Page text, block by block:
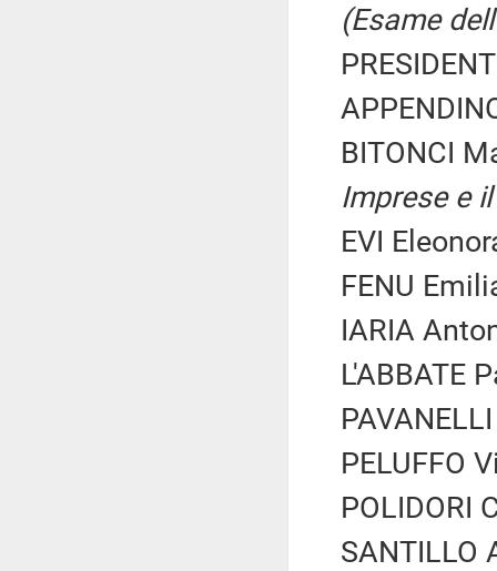
(Esame
BITONCI
Imprese e
EVI
FENU
IARIA
L'ABBATE
PELUFFO
POLIDORI
SANTILLO